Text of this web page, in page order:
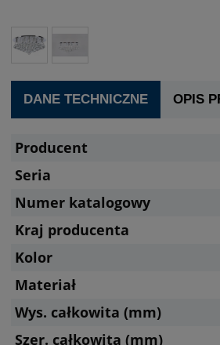
DANE TECHNICZNE OPIS
Producent
Seria
Numer katalogowy
Kraj producenta
Kolor
Materiał
Wys. całkowita (mm)
Szer. całkowita (mm)